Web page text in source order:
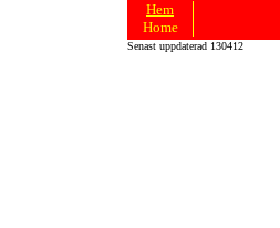
Hem
Home
Senast uppdaterad 130412